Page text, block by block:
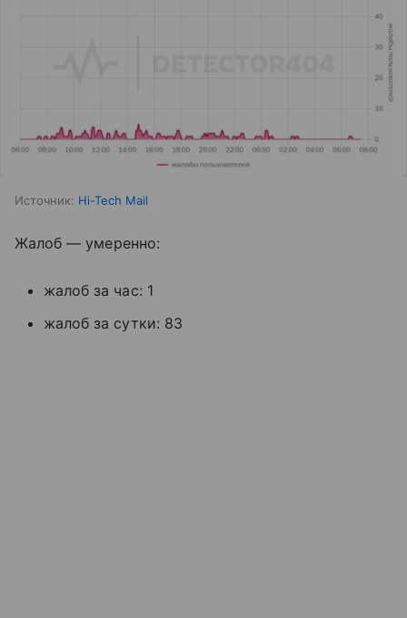
Источник: Hi-Tech Mail
Жалоб — умеренно:
жалоб за час: 1
жалоб за сутки: 83